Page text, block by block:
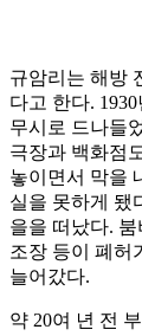
규암리는 해방
다고 한다.
무시로 드나들
극장과 백화점
놓이면서 막을
실을 못하게 됐
을을 떠났다.
조장 등이 폐허
늘어갔다.
약 20여 년 전